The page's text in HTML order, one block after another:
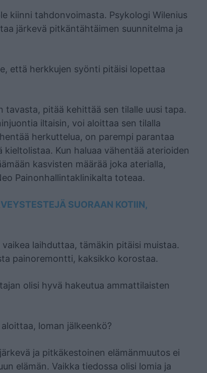
kiinni tahdonvoimasta. Psykologi Wilenius
järkevä pitkäntähtäimen suunnitelma ja
että herkkujen syönti pitäisi lopettaa
tavasta, pitää kehittää sen tilalle uusi tapa.
iltaisin, voi aloittaa sen tilalla
herkuttelua, on parempi parantaa
Kun haluaa vähentää aterioiden
kasvisten määrää joka aterialla,
Painonhallintaklinikalta toteaa.
SUORAAN KOTIIN,
laihduttaa, tämäkin pitäisi muistaa.
painoremontti, kaksikko korostaa.
olisi hyvä hakeutua ammattilaisten
loman jälkeenkö?
ja pitkäkestoinen elämänmuutos ei
elämän. Vaikka tiedossa olisi lomia ja